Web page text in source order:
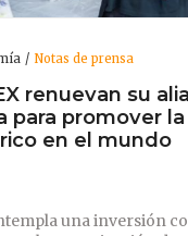
Notas de prensa
renuevan su
para promover
en el mundo
una inversión